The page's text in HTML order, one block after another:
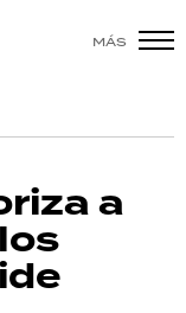
MÁS
a